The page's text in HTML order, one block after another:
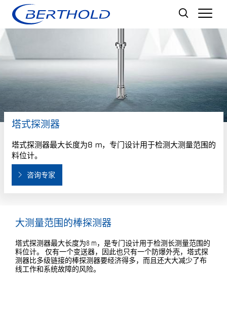
塔式探测器
塔式探测器最大长度为8 m，专门设计用于检测大测量范围的
料位计。
咨询专家
大测量范围的棒探测器
塔式探测器最大长度为8 m，是专门设计用于检测长测量范围的
料位计。 仅有一个变送器，因此也只有一个防爆外壳，塔式探
测器比多级链接的棒探测器要经济得多，而且还大大减少了布
线工作和系统故障的风险。